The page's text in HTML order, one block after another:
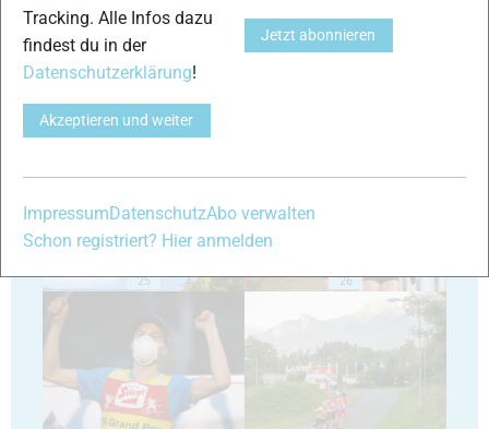
23
25 26
Tracking. Alle Infos dazu
findest du in der
Datenschutzerklärung!
Akzeptieren und weiter
Jetzt abonnieren
ImpressumDatenschutzAbo verwalten
Schon registriert? Hier anmelden